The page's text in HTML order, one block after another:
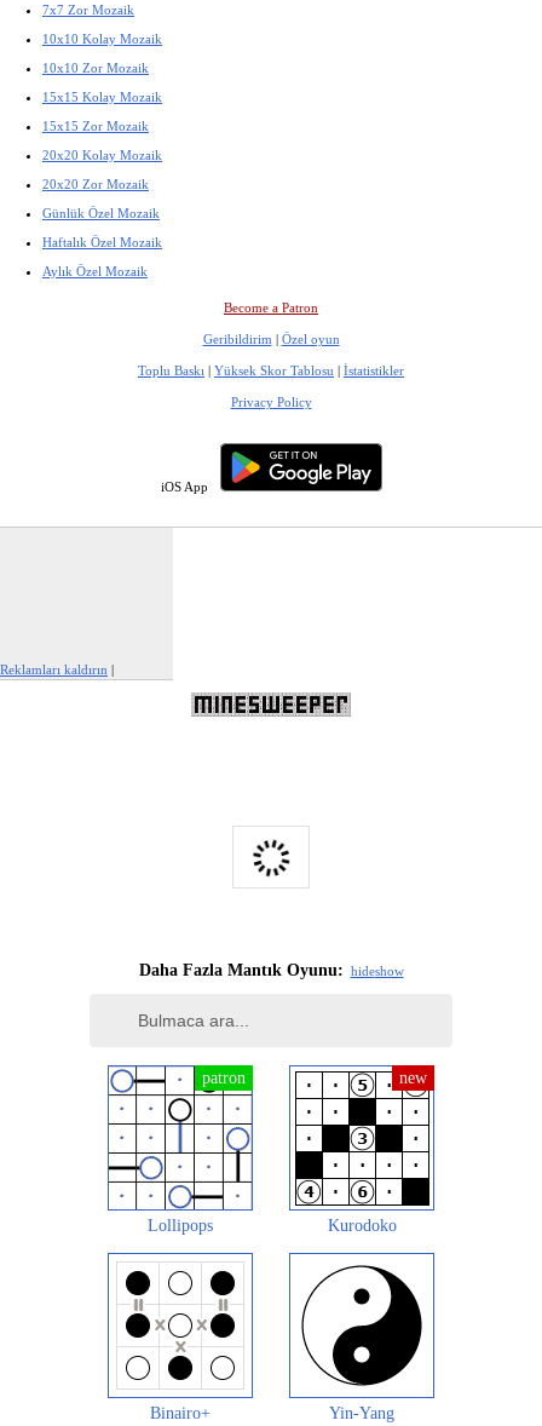
7x7 Zor Mozaik
10x10 Kolay Mozaik
10x10 Zor Mozaik
15x15 Kolay Mozaik
15x15 Zor Mozaik
20x20 Kolay Mozaik
20x20 Zor Mozaik
Günlük Özel Mozaik
Haftalık Özel Mozaik
Aylık Özel Mozaik
Become a Patron
Geribildirim | Özel oyun
Toplu Baskı | Yüksek Skor Tablosu | İstatistikler
Privacy Policy
iOS App
Reklamları kaldırın |
Daha Fazla Mantık Oyunu: hideshow
Lollipops Kurodoko
Binairo+ Yin-Yang